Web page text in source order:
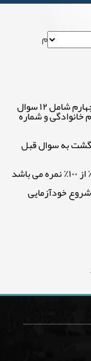
جلد چهارم
خودآزمایی مفاهیم درس اول قسمت اول جلد چهارم شامل ۱۲ سوال
خانوادگی و شماره
امکان برگشت به سوال قبل
خودآزمایی